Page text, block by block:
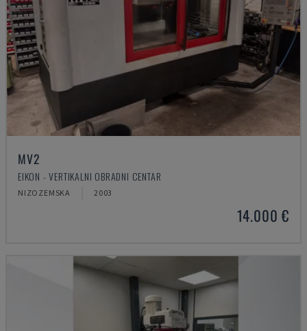
MV2
EIKON - VERTIKALNI OBRADNI CENTAR
NIZOZEMSKA 2003
14.000 €